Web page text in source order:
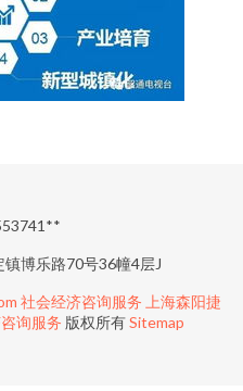
博乐路70号36幢4层J
社会经济咨询服务 上海森阳捷
询服务 版权所有Sitemap